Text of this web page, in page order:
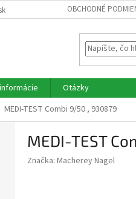
OBCHODNÉ
Otázky
MEDI-TEST Combi 9/50 , 930879
MEDI-TEST
Značka: Macherey Nagel